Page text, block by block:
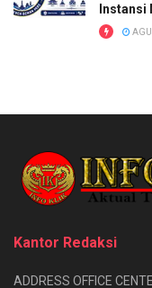
Instansi
Kantor Redaksi
ADDRESS OFFICE